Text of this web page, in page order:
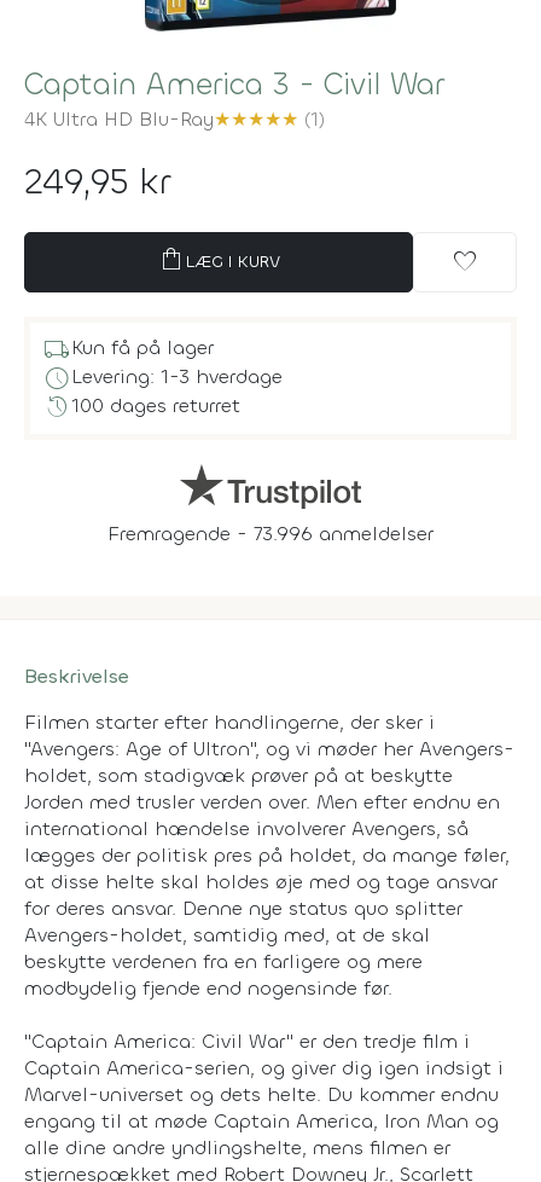
Captain America 3 - Civil War
4K Ultra HD Blu-Ray★★★★★ (1)
249,95 kr
shopping_bag LÆG I KURV favorite
local_shippingKun få på lager
scheduleLevering: 1-3 hverdage
history100 dages returret
Fremragende - 73.996 anmeldelser
Beskrivelse
Filmen starter efter handlingerne, der sker i
"Avengers: Age of Ultron", og vi møder her Avengers-
holdet, som stadigvæk prøver på at beskytte
Jorden med trusler verden over. Men efter endnu en
international hændelse involverer Avengers, så
lægges der politisk pres på holdet, da mange føler,
at disse helte skal holdes øje med og tage ansvar
for deres ansvar. Denne nye status quo splitter
Avengers-holdet, samtidig med, at de skal
beskytte verdenen fra en farligere og mere
modbydelig fjende end nogensinde før.
"Captain America: Civil War" er den tredje film i
Captain America-serien, og giver dig igen indsigt i
Marvel-universet og dets helte. Du kommer endnu
engang til at møde Captain America, Iron Man og
alle dine andre yndlingshelte, mens filmen er
stjernespækket med Robert Downey Jr., Scarlett